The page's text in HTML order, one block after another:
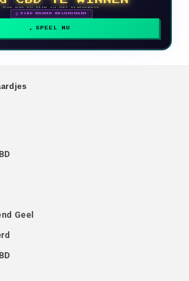
Doe mee en klim in het klassement
🗓 ELKE MAAND BELONINGEN
SPEEL NU
Geel